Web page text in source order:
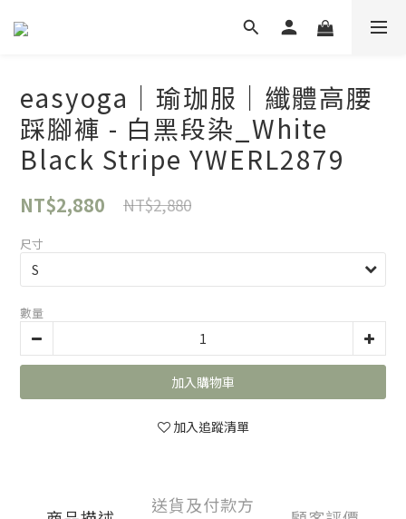
easyoga｜瑜珈服｜纖體高腰
踩腳褲 - 白黑段染_White
Black Stripe YWERL2879
NT$2,880 NT$2,880
尺寸
數量
加入購物車
加入追蹤清單
送貨及付款方